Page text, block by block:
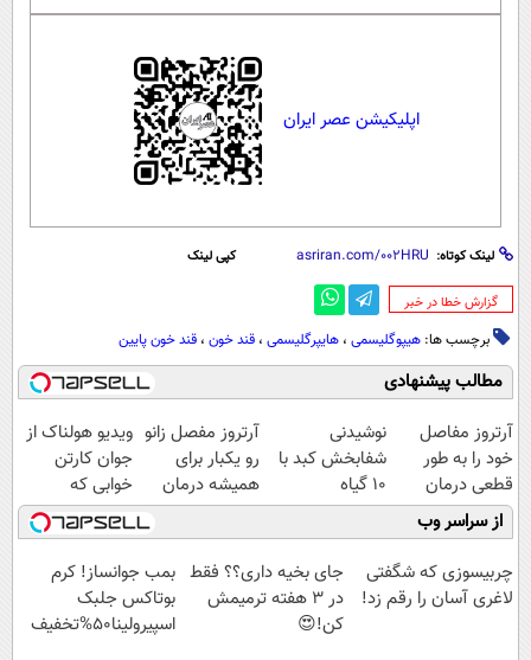
اپلیکیشن عصر ایران
لینک کوتاه: کپی لینک
‌گزارش خطا در خبر
برچسب ها: هیپوگلیسمی ، هایپرگلیسمی ، قند خون ، قند خون پایین
مطالب پیشنهادی
آرتروز مفاصل
خود را به طور
قطعی درمان
کنید!
◗پرسش‌نامه◖
نوشیدنی
شفابخش کبد با
10 گیاه
موثر(تخفیف تا
امشب)
آرتروز مفصل زانو
رو یکبار برای
همیشه درمان
کن!
◗پرسش‌نامه◖
ویدیو هولناک از
جوان کارتن
خوابی که
میلیاردر شد.
آموزش رایگان
از سراسر وب
چربیسوزی که شگفتی
لاغری آسان را رقم زد!
جای بخیه داری؟؟ فقط
در 3 هفته ترمیمش
کن!😍
بمب جوانساز! کرم
بوتاکس جلبک
اسپیرولینا50%تخفیف